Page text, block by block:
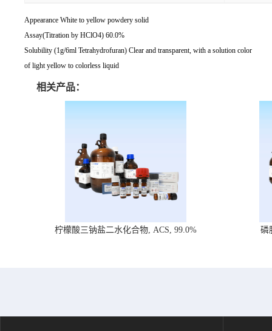
Appearance White to yellow powdery solid
Assay(Titration by HClO4) 60.0%
Solubility (1g/6ml Tetrahydrofuran) Clear and transparent, with a solution color
of light yellow to colorless liquid
相关产品：
柠檬酸三钠盐二水化合物, ACS, 99.0% 磷